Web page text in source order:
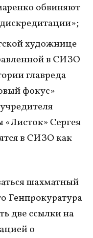
обвиняют
художнице
в СИЗО
главреда
фокус»
«Листок» Сергея
в СИЗО как
шахматный
Генпрокуратура
две ссылки на
о